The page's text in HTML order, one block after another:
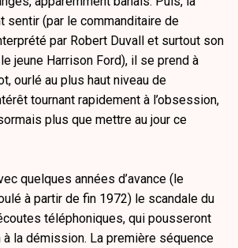
sentir (par le commanditaire de
par Robert Duvall et surtout son
jeune Harrison Ford), il se prend à
ourlé au plus haut niveau de
tournant rapidement à l’obsession,
plus que mettre au jour ce
quelques années d’avance (le
à partir de fin 1972) le scandale du
téléphoniques, qui pousseront
la démission. La première séquence